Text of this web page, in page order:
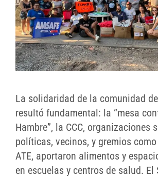
La solidaridad de la comunidad
resultó fundamental: la “mesa
Hambre”, la CCC, organizaciones
políticas, vecinos, y gremios como
ATE, aportaron alimentos y
en escuelas y centros de salud. El